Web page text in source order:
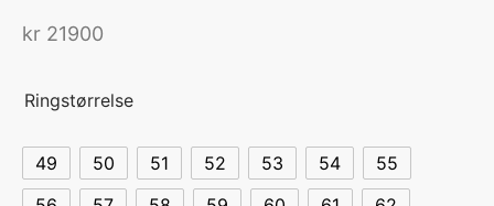
kr 21900
Ringstørrelse
49 50 51 52 53 54
55